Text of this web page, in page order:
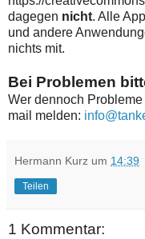
dagegen nicht. Alle
und andere
nichts mit.
Bei Problemen
Wer dennoch
mail melden:
Hermann Kurz um 14:39
Teilen
1 Kommentar: